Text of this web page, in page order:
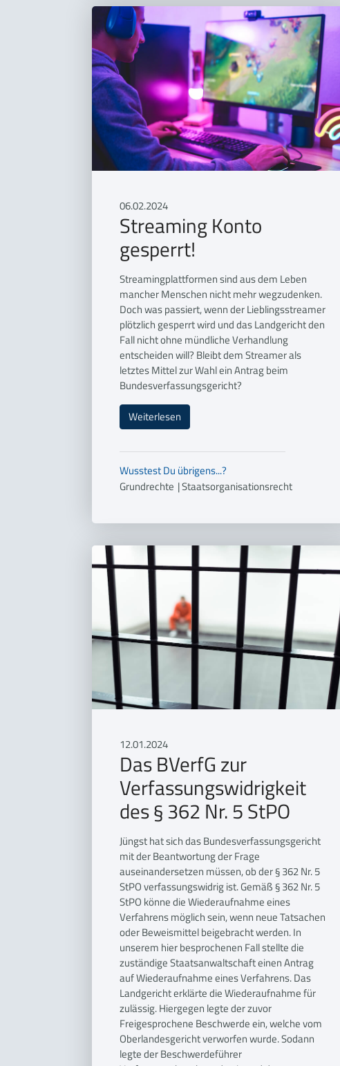
06.02.2024
Streaming Konto
gesperrt!
Streamingplattformen sind aus dem Leben
mancher Menschen nicht mehr wegzudenken.
Doch was passiert, wenn der Lieblingsstreamer
plötzlich gesperrt wird und das Landgericht den
Fall nicht ohne mündliche Verhandlung
entscheiden will? Bleibt dem Streamer als
letztes Mittel zur Wahl ein Antrag beim
Bundesverfassungsgericht?
Weiterlesen
Wusstest Du übrigens...?
Grundrechte |Staatsorganisationsrecht
12.01.2024
Das BVerfG zur
Verfassungswidrigkeit
des § 362 Nr. 5 StPO
Jüngst hat sich das Bundesverfassungsgericht
mit der Beantwortung der Frage
auseinandersetzen müssen, ob der § 362 Nr. 5
StPO verfassungswidrig ist. Gemäß § 362 Nr. 5
StPO könne die Wiederaufnahme eines
Verfahrens möglich sein, wenn neue Tatsachen
oder Beweismittel beigebracht werden. In
unserem hier besprochenen Fall stellte die
zuständige Staatsanwaltschaft einen Antrag
auf Wiederaufnahme eines Verfahrens. Das
Landgericht erklärte die Wiederaufnahme für
zulässig. Hiergegen legte der zuvor
Freigesprochene Beschwerde ein, welche vom
Oberlandesgericht verworfen wurde. Sodann
legte der Beschwerdeführer